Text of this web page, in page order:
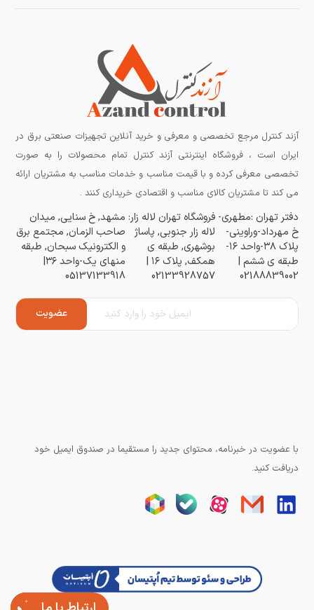
آزند کنترل مرجع تخصصی و معرفی و خرید آنلاین تجهیزات صنعتی برق در
ایران است ، فروشگاه اینترنتی آزند کنترل تمام محصولات را به صورت
تخصصی معرفی کرده و با قیمت مناسب و خدمات مناسب به مشتریان ارائه
می کند تا مشتریان کالای مناسب و اقتصادی خریداری کنند .
دفتر تهران :مطهری-
خ مهرداد-وراوینی-
پلاک ۳۸-واحد ۱۶-
طبقه ی ششم |
02188839002
فروشگاه تهران لاله زار:
لاله زار جنوبی, پاساژ
بوشهری, طبقه ی
همکف, پلاک ۱۶ |
02133928757
مشهد, خ سنایی, میدان
صاحب الزمان, مجتمع برق
و الکترونیک سبحان, طبقه
منهای یک-واحد ۳۶|
05137133918
با عضویت در خبرنامه، محتوای جدید را مستقیما در صندوق ایمیل خود
دریافت کنید.